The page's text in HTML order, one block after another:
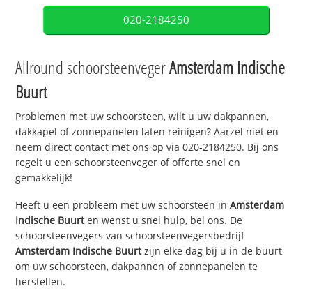
020-2184250
Allround schoorsteenvegerAmsterdam Indische
Buurt
Problemen met uw schoorsteen, wilt u uw dakpannen,
dakkapel of zonnepanelen laten reinigen? Aarzel niet en
neem direct contact met ons op via 020-2184250. Bij ons
regelt u een schoorsteenveger of offerte snel en
gemakkelijk!
Heeft u een probleem met uw schoorsteen inAmsterdam
Indische Buurten wenst u snel hulp, bel ons. De
schoorsteenvegers van schoorsteenvegersbedrijf
Amsterdam Indische Buurtzijn elke dag bij u in de buurt
om uw schoorsteen, dakpannen of zonnepanelen te
herstellen.